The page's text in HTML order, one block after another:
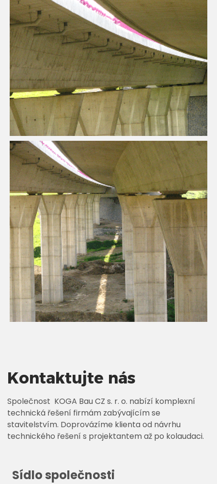
Kontaktujte nás
Společnost KOGA Bau CZ s. r. o. nabízí komplexní
technická řešení firmám zabývajícím se
stavitelstvím. Doprovázíme klienta od návrhu
technického řešení s projektantem až po kolaudaci.
Sídlo společnosti